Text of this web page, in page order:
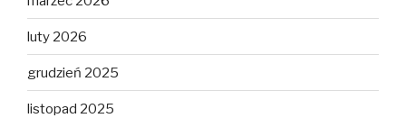
luty 2026
grudzień 2025
listopad 2025